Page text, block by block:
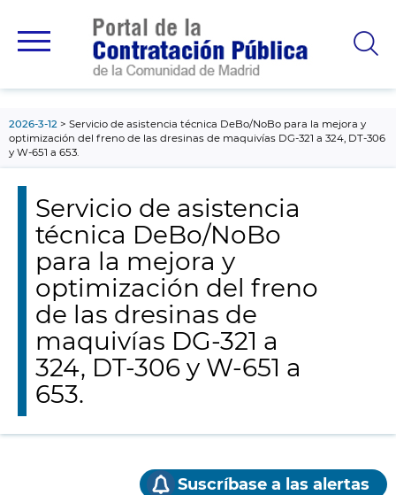
principal
2026-3-12
Servicio de asistencia técnica DeBo/NoBo para la mejora y
optimización del freno de las dresinas de maquivías DG-321 a 324, DT-306
y W-651 a 653.
Servicio de asistencia
técnica DeBo/NoBo
para la mejora y
optimización del freno
de las dresinas de
maquivías DG-321 a
324, DT-306 y W-651 a
653.
Suscríbase a las alertas